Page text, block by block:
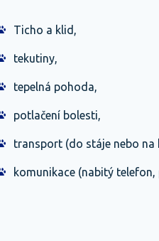
Ticho a klid,
tekutiny,
tepelná pohoda,
potlačení bolesti,
transport (do stáje nebo na
komunikace (nabitý